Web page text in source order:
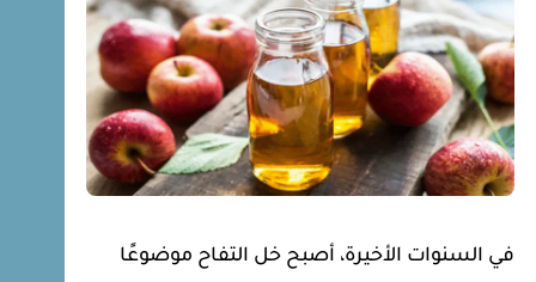
في السنوات الأخيرة، أصبح خل التفاح موضوعًا